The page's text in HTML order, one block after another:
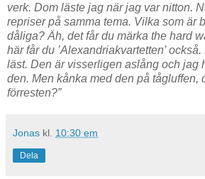
verk. Dom läste jag när jag var nitton.
repriser på samma tema. Vilka som är
dåliga? Äh, det får du märka the hard
här får du ’Alexandriakvartetten’
läst. Den är visserligen aslång och jag
den. Men kånka med den på tågluffen,
förresten?”
Jonas kl. 10:30 em
Dela